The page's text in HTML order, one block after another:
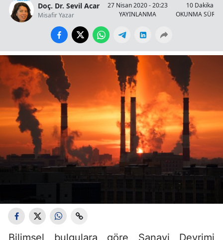
Doç. Dr. Sevil Acar
Misafir Yazar
27 Nisan 2020 - 20:23
YAYINLANMA
10 Dakika
OKUNMA
Bilimsel bulgulara göre Sanayi Devrimi